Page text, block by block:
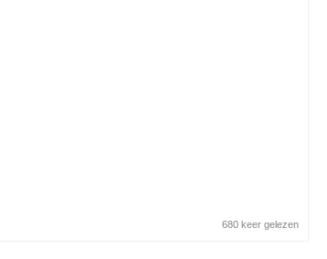
680 keer gelezen